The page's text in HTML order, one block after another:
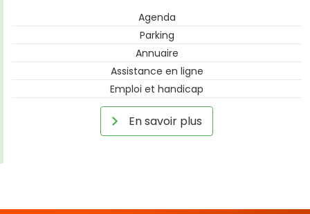
Agenda
Parking
Annuaire
Assistance en ligne
Emploi et handicap
En savoir plus